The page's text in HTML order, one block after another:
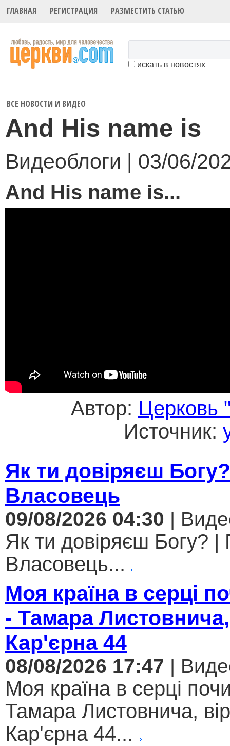
ГЛАВНАЯ РЕГИСТРАЦИЯ РАЗМЕСТИТЬ СТАТЬЮ
искать в новостях
ВСЕ НОВОСТИ И ВИДЕО
And His name is
Видеоблоги | 03/06/
And His name is...
Автор: Церковь
Источник:
Як ти довіряєш
Власовець
09/08/2026 04:30 |
Як ти довіряєш Богу? |
Власовець...
Моя країна в серці
- Тамара
Кар'єрна 44
08/08/2026 17:47 |
Моя країна в серці
Тамара Листовнича,
Кар'єрна 44...